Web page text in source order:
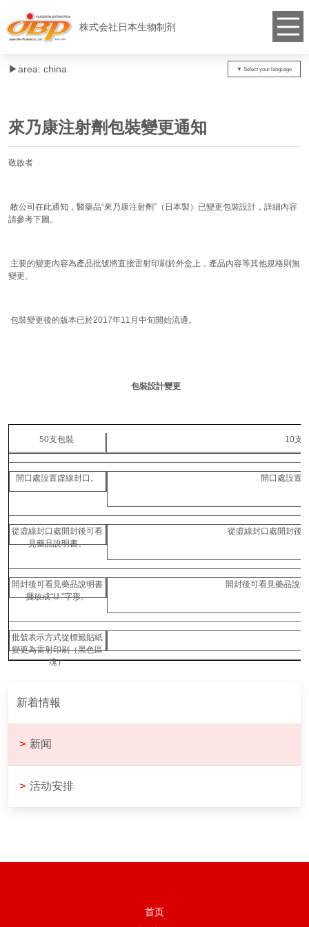
株式会社日本生物制剂
▶︎area: china
來乃康注射劑包裝變更通知
敬啟者
敝公司在此通知，醫藥品“來乃康注射劑”（日本製）已變更包裝設計，詳細內容
請參考下圖。
主要的變更內容為產品批號將直接雷射印刷於外盒上，產品內容等其他規格則無
變更。
包裝變更後的版本已於2017年11月中旬開始流通。
包裝設計變更
50支包裝 10支
開口處設置虛線封口。 開口處設置
從虛線封口處開封後可看
見藥品說明書。
從虛線封口處開封後
開封後可看見藥品說明書
擺放成“U ”字形。
開封後可看見藥品說
批號表示方式從標籤貼紙
變更為雷射印刷（黑色區
塊）
新着情報
> 新闻
> 活动安排
首页